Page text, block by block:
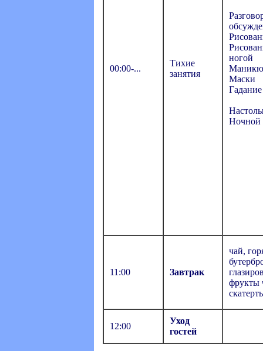
00:00-...
Тихие
занятия
ногой
Маски
Гадание
Ночной
11:00 Завтрак
чай,
фрукты
12:00
Уход
гостей